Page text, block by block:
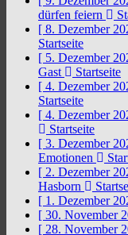
dürfen feiern
[ 8. Dezember
Startseite
[ 5. Dezember
Gast
Startseite
[ 4. Dezember
Startseite
[ 4. Dezember
Startseite
[ 3. Dezember
Emotionen
[ 2. Dezember
Hasborn
[ 1. Dezember
[ 30. November
[ 28. November